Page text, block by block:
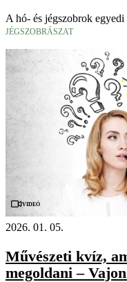
A hó- és jégszobrok
JÉGSZOBRÁSZAT
Videó
2026. 01. 05.
Művészeti kvíz,
megoldani –